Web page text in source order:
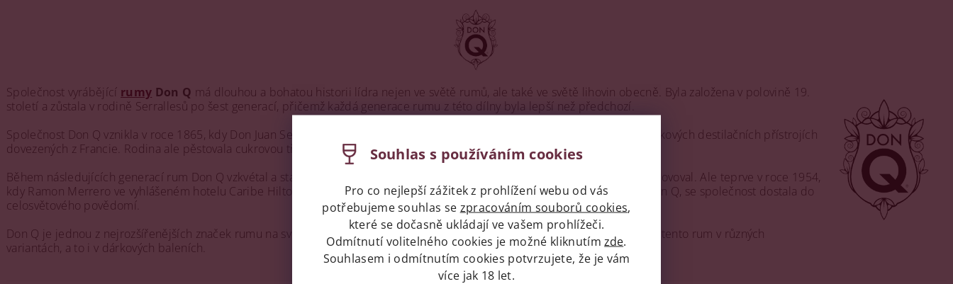
Společnost vyrábějící rumy Don Q má dlouhou a bohatou historii lídra nejen ve světě rumů, ale také ve světě lihovin obecně. Byla založena v polovině 19.
století a zůstala v rodině Serrallesů po šest generací, přičemž každá generace rumu z této dílny byla lepší než předchozí.
Společnost Don Q vznikla v roce 1865, kdy Don Juan Serralles vyrobil svůj první rum z rodinné cukrové třtiny v měděných kotlíkových destilačních přístrojích
dovezených z Francie. Rodina ale pěstovala cukrovou třtinu v Portoriku již od roku 1820.
Během následujících generací rum Don Q vzkvétal a stal se oblíbeným portorickým rumem, který se celou dobu zlepšoval a inovoval. Ale teprve v roce 1954,
kdy Ramon Merrero ve vyhlášeném hotelu Caribe Hilton v San Juanu vytvořil dnes již světově proslulouPina Coladuz rumu Don Q, se společnost dostala do
celosvětového povědomí.
Don Q je jednou z nejrozšířenějších značek rumu na světě, ale neseženete jej všude. Nicméně u nás rozhodně ano! Nabízíme tento rum v různých
variantách, a to i v dárkových baleních.
Souhlas s používáním cookies
Pro co nejlepší zážitek z prohlížení webu od vás
potřebujeme souhlas se zpracováním souborů cookies,
které se dočasně ukládají ve vašem prohlížeči.
Odmítnutí volitelného cookies je možné kliknutímzde.
Souhlasem i odmítnutím cookies potvrzujete, že je vám
více jak 18 let.